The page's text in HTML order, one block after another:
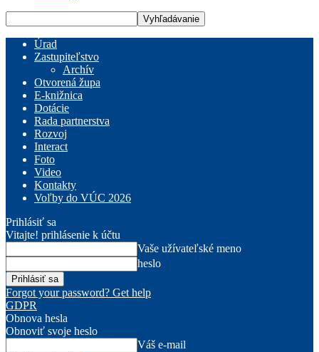
Úrad
Zastupiteľstvo
Archív
Otvorená župa
E-knižnica
Dotácie
Rada partnerstva
Rozvoj
Interact
Foto
Video
Kontakty
Voľby do VÚC 2026
Prihlásiť sa
Vitajte! prihlásenie k účtu
Vaše užívateľské meno
heslo
Forgot your password? Get help
GDPR
Obnova hesla
Obnoviť svoje heslo
Váš e-mail